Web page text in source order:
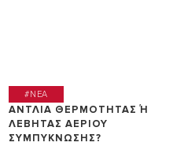
#NEA
AΝΤΛΊΑ ΘΕΡΜΌΤΗΤΑΣ Ή Λ
ΈΒΗΤΑΣ ΑΕΡΊΟΥ Σ
ΥΜΠΎΚΝΩΣΗΣ?